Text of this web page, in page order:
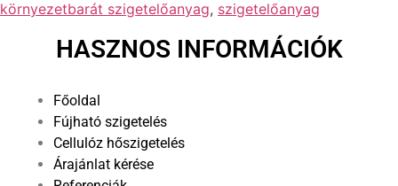
környezetbarát szigetelőanyag, szigetelőanyag
HASZNOS INFORMÁCIÓK
Főoldal
Fújható szigetelés
Cellulóz hőszigetelés
Árajánlat kérése